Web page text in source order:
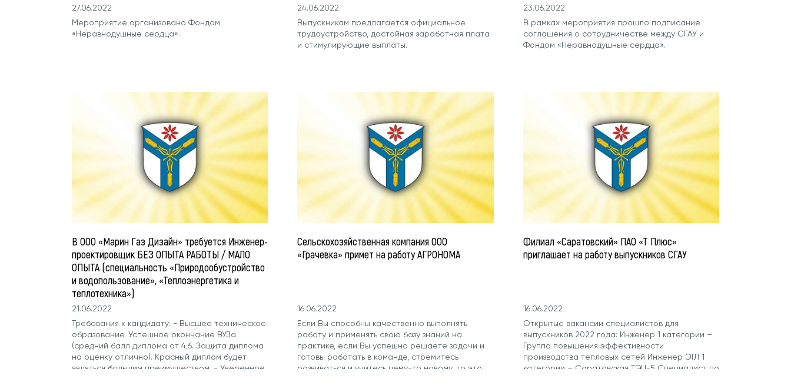
27.06.2022
Мероприятие организовано Фондом
«Неравнодушные сердца».
24.06.2022
Выпускникам предлагается официальное
трудоустройство, достойная заработная плата
и стимулирующие выплаты.
23.06.2022
В рамках мероприятия прошло подписание
соглашения о сотрудничестве между СГАУ и
Фондом «Неравнодушные сердца».
В ООО «Марин Газ Дизайн» требуется Инженер-
проектировщик БЕЗ ОПЫТА РАБОТЫ / МАЛО
ОПЫТА (специальность «Природообустройство
и водопользование», «Теплоэнергетика и
теплотехника»)
21.06.2022
Требования к кандидату: - Высшее техническое
образование. Успешное окончание ВУЗа
(средний балл диплома от 4,6. Защита диплома
на оценку отлично). Красный диплом будет
являться большим преимуществом. - Уверенное
Сельскохозяйственная компания ООО
«Грачевка» примет на работу АГРОНОМА
16.06.2022
Если Вы способны качественно выполнять
работу и применять свою базу знаний на
практике, если Вы успешно решаете задачи и
готовы работать в команде, стремитесь
развиваться и учитесь чему-то новому, то это
Филиал «Саратовский» ПАО «Т Плюс»
приглашает на работу выпускников СГАУ
16.06.2022
Открытые вакансии специалистов для
выпускников 2022 года: Инженер 1 категории –
Группа повышения эффективности
производства тепловых сетей Инженер ЭТЛ 1
категории – Саратовская ТЭЦ-5 Специалист по